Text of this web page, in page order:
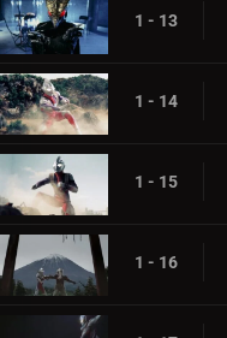
1 - 13
1 - 14
1 - 15
1 - 16